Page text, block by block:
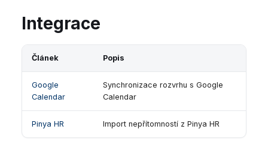
Integrace
Článek Popis
Google
Calendar
Synchronizace rozvrhu s Google
Calendar
Pinya HR Import nepřítomností z Pinya HR